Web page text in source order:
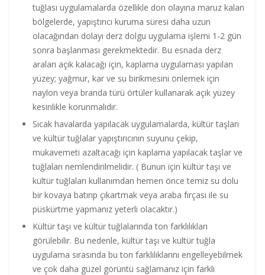
tuğlası uygulamalarda özellikle don olayına maruz kalan
bölgelerde, yapıştırıcı kuruma süresi daha uzun
olacağından dolayı derz dolgu uygulama işlemi 1-2 gün
sonra başlanması gerekmektedir. Bu esnada derz
araları açık kalacağı için, kaplama uygulaması yapılan
yüzey; yağmur, kar ve su birikmesini önlemek için
naylon veya branda türü örtüler kullanarak açık yüzey
kesinlikle korunmalıdır.
Sıcak havalarda yapılacak uygulamalarda, kültür taşları
ve kültür tuğlalar yapıştırıcının suyunu çekip,
mukavemeti azaltacağı için kaplama yapılacak taşlar ve
tuğlaları nemlendirilmelidir. ( Bunun için kültür taşı ve
kültür tuğlaları kullanımdan hemen önce temiz su dolu
bir kovaya batırıp çıkartmak veya araba fırçası ile su
püskürtme yapmanız yeterli olacaktır.)
Kültür taşı ve kültür tuğlalarında ton farklılıkları
görülebilir. Bu nedenle, kültür taşı ve kültür tuğla
uygulama sırasında bu ton farklılıklarını engelleyebilmek
ve çok daha güzel görüntü sağlamanız için farklı